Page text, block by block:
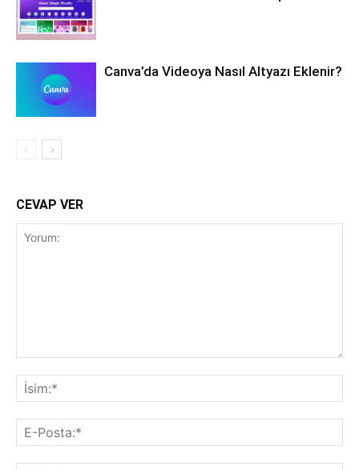
Canva’da Videoya Nasıl Altyazı Eklenir?
CEVAP VER